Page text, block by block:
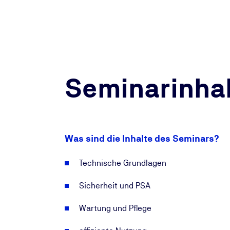
Was sind die Inhalte des Seminars?
Technische Grundlagen
Sicherheit und PSA
Wartung und Pflege